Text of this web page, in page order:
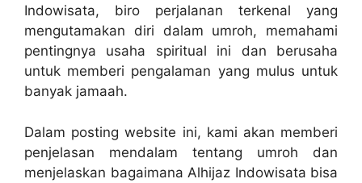
Indowisata, biro perjalanan terkenal yang
mengutamakan diri dalam umroh, memahami
pentingnya usaha spiritual ini dan berusaha
untuk memberi pengalaman yang mulus untuk
banyak jamaah.
Dalam posting website ini, kami akan memberi
penjelasan mendalam tentang umroh dan
menjelaskan bagaimana Alhijaz Indowisata bisa